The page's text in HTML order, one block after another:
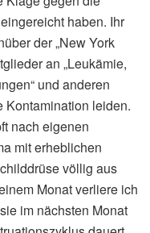
haben. Ihr
der „New York
an „Leukämie,
und anderen
Kontamination leiden.
nach eigenen
mit erheblichen
völlig aus
Monat verliere ich
im nächsten Monat